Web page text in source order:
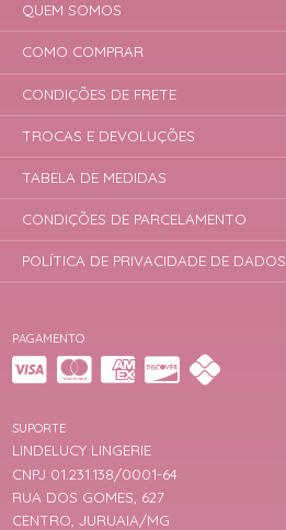
PAGAMENTO
SUPORTE
LINDELUCY LINGERIE
CNPJ 01.231.138/0001-64
RUA DOS GOMES, 627
CENTRO, JURUAIA/MG
QUEM SOMOS
COMO COMPRAR
CONDIÇÕES DE FRETE
TROCAS E DEVOLUÇÕES
TABELA DE MEDIDAS
CONDIÇÕES DE PARCELAMENTO
POLÍTICA DE PRIVACIDADE DE DADOS